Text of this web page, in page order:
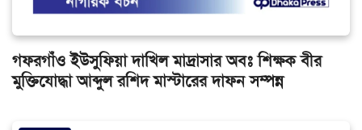
গফরগাঁও ইউসুফিয়া দাখিল মাদ্রাসার অবঃ শিক্ষক বীর
মুক্তিযোদ্ধা আব্দুল রশিদ মাস্টারের দাফন সম্পন্ন